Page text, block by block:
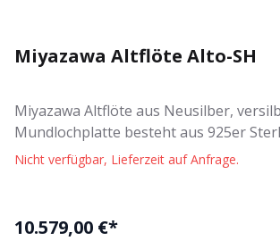
Miyazawa Altflöte Alto-SH
Miyazawa Altflöte aus Neusilber,
Mundlochplatte besteht aus 925er
Altflöte ist mit einer besonders
Altflöte wird mit Etui, Schutzhülle und
geliefert. Eigenschaften "Miyazawa
Nicht verfügbar, Lieferzeit auf Anfrage.
10.579,00 €*